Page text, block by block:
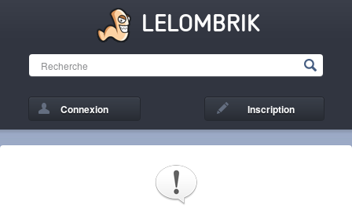
LELOMBRIK
Connexion Inscription